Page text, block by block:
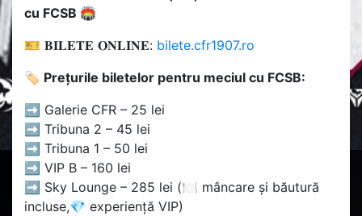
cu FCSB 🏟
🎫 𝐁𝐈𝐋𝐄𝐓𝐄 𝐎𝐍𝐋𝐈𝐍𝐄: bilete.cfr1907.ro
🏷 Prețurile biletelor pentru meciul cu FCSB:
➡ Galerie CFR – 25 lei
➡ Tribuna 2 – 45 lei
➡ Tribuna 1 – 50 lei
➡ VIP B – 160 lei
➡ Sky Lounge – 285 lei (🍽 mâncare și băutură
incluse,💎 experiență VIP)